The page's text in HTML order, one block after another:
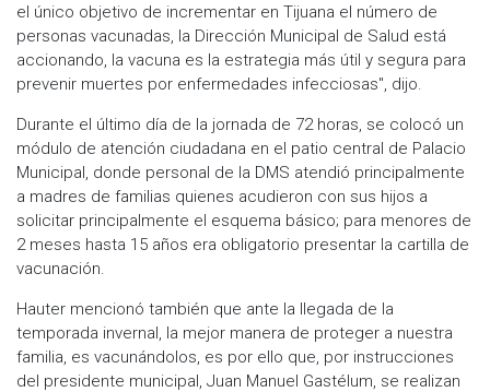
el único objetivo de incrementar en Tijuana el número de
personas vacunadas, la Dirección Municipal de Salud está
accionando, la vacuna es la estrategia más útil y segura para
prevenir muertes por enfermedades infecciosas", dijo.
Durante el último día de la jornada de 72 horas, se colocó un
módulo de atención ciudadana en el patio central de Palacio
Municipal, donde personal de la DMS atendió principalmente
a madres de familias quienes acudieron con sus hijos a
solicitar principalmente el esquema básico; para menores de
2 meses hasta 15 años era obligatorio presentar la cartilla de
vacunación.
Hauter mencionó también que ante la llegada de la
temporada invernal, la mejor manera de proteger a nuestra
familia, es vacunándolos, es por ello que, por instrucciones
del presidente municipal, Juan Manuel Gastélum, se realizan